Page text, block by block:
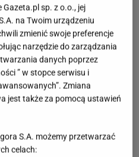
sp. z o.o., jej
na Twoim urządzeniu
zmienić swoje preferencje
narzędzie do zarządzania
danych poprzez
” w stopce serwisu i
Zmiana
jest także za pomocą ustawień
S.A. możemy przetwarzać
celach: